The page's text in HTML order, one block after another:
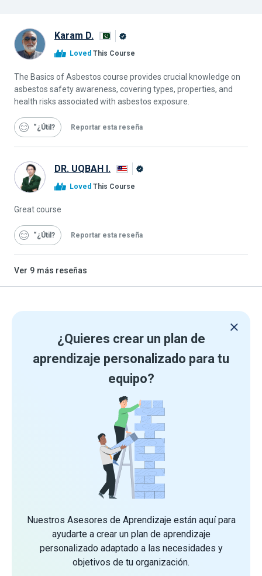
Karam D.
Alison
Loved This Course
The Basics of Asbestos course provides crucial knowledge on
asbestos safety awareness, covering types, properties, and
health risks associated with asbestos exposure.
“¿Útil Reportar esta reseña
DR. UQBAH I.
Loved This Course
Great course
“¿Útil Reportar esta reseña
Ver 9 más reseñas
¿Quieres crear un plan de
aprendizaje personalizado para tu
equipo?
Nuestros Asesores de Aprendizaje están aquí para
ayudarte a crear un plan de aprendizaje
personalizado adaptado a las necesidades y
objetivos de tu organización.